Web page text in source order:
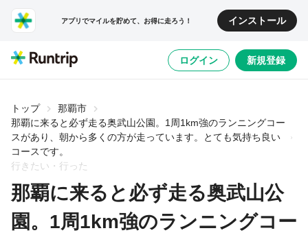
アプリでマイルを貯めて、お得に走ろう！ インストール
ログイン 新規登録
トップ
那覇市
那覇に来ると必ず走る奥武山公園。1周1km強のランニングコー
スがあり、朝から多くの方が走っています。とても気持ち良い
コースです。
行きたい・行った
那覇に来ると必ず走る奥武山公
園。1周1km強のランニングコー